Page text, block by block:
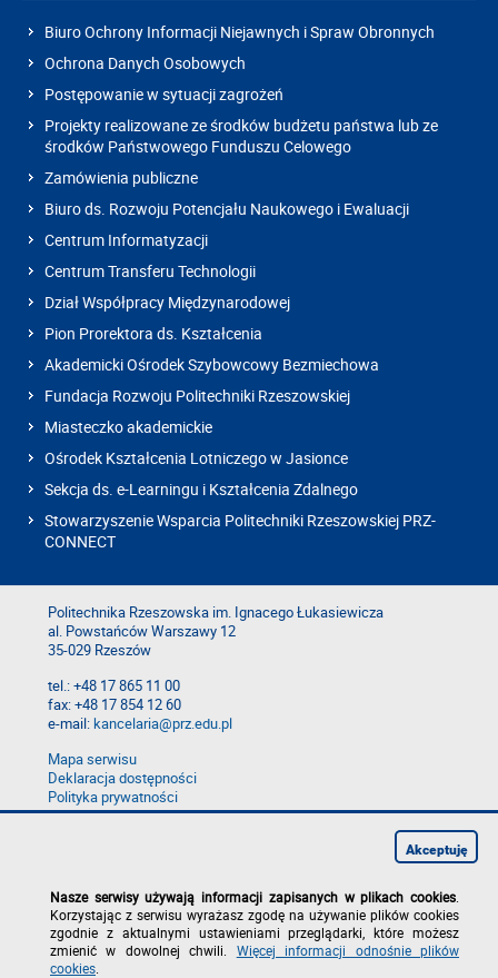
Biuro Ochrony Informacji Niejawnych i Spraw Obronnych
Ochrona Danych Osobowych
Postępowanie w sytuacji zagrożeń
Projekty realizowane ze środków budżetu państwa lub ze
środków Państwowego Funduszu Celowego
Zamówienia publiczne
Biuro ds. Rozwoju Potencjału Naukowego i Ewaluacji
Centrum Informatyzacji
Centrum Transferu Technologii
Dział Współpracy Międzynarodowej
Pion Prorektora ds. Kształcenia
Akademicki Ośrodek Szybowcowy Bezmiechowa
Fundacja Rozwoju Politechniki Rzeszowskiej
Miasteczko akademickie
Ośrodek Kształcenia Lotniczego w Jasionce
Sekcja ds. e-Learningu i Kształcenia Zdalnego
Stowarzyszenie Wsparcia Politechniki Rzeszowskiej PRZ-
CONNECT
Politechnika Rzeszowska im. Ignacego Łukasiewicza
al. Powstańców Warszawy 12
35-029 Rzeszów
tel.: +48 17 865 11 00
fax: +48 17 854 12 60
e-mail:kancelaria@prz.edu.pl
Mapa serwisu
Deklaracja dostępności
Polityka prywatności
Zgłoś błąd na stronie
Nasze serwisy używają informacji zapisanych w plikach cookies
Korzystając z serwisu wyrażasz zgodę na używanie plików cookies
zgodnie z aktualnymi ustawieniami przeglądarki, które możesz
zmienić w dowolnej chwili. Więcej informacji odnośnie plików
cookies
Akceptuję